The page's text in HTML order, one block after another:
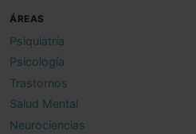
ÁREAS
Psiquiatría
Psicología
Trastornos
Salud Mental
Neurociencias